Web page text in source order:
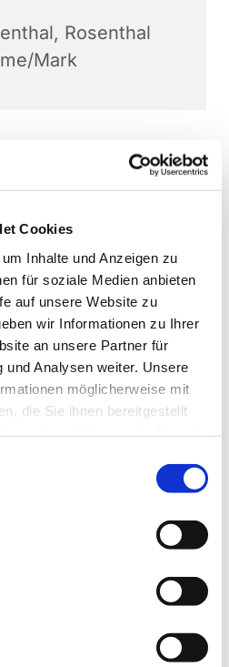
Cookies
Inhalte und Anzeigen zu
für soziale Medien anbieten
auf unsere Website zu
wir Informationen zu Ihrer
an unsere Partner für
und Analysen weiter. Unsere
möglicherweise mit
die Sie ihnen bereitgestellt
Rosenthal
Mark